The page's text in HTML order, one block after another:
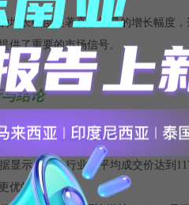
增长幅度显著高于销量的增长幅度
供了重要的市场信号。
结论
：高端化趋势明显
显示，家具行业的平均成交价达到
优的产品。